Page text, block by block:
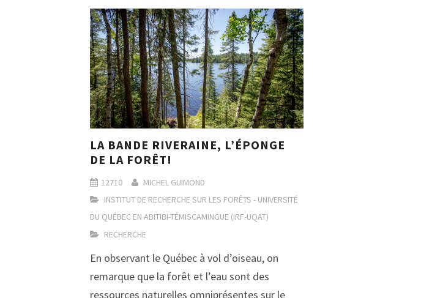
LA BANDE RIVERAINE, L’ÉPONGE
DE LA FORÊT!
12710
MICHEL GUIMOND
INSTITUT DE RECHERCHE SUR LES FORÊTS - UNIVERSITÉ
DU QUÉBEC EN ABITIBI-TÉMISCAMINGUE (IRF-UQAT)
RECHERCHE
En observant le Québec à vol d’oiseau, on
remarque que la forêt et l’eau sont des
ressources naturelles omniprésentes sur le